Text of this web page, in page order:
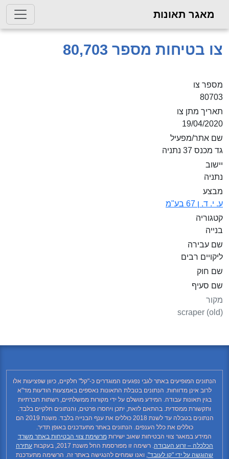
מאגר תאונות
צו בטיחות מספר 80,703
מספר צו
80703
תאריך מתן צו
19/04/2020
שם אתר/מפעיל
גד מכנס 37 נתניה
יישוב
נתניה
מבצע
ע. י. ד. ן 67 בע"מ
קטגוריה
בנייה
שם עבירה
ליקויים רבים
שם חוק
שם סעיף
מקור
scraper (old)
הנתונים המופיעים באתר לגבי נפגעים המוגדרים כ-"קל" חלקיים, כיוון שפציעות אלו
לרוב אינן מדווחות. הנתונים בטבלת התאונות נאספים באמצעות הודעות מד"א
בגין תאונות עבודה. המידע מושלם על ידי מקורות ממשלתיים, רשתות חברתיות
ותקשורת ממסדית. בהתאם לזאת, יתכן ויחסרו פרטים, והנתונים חלקיים בלבד.
הנתונים בטבלה עד לשנת 2018 כוללים את ענף הבנייה בלבד. משנת 2019 הם
כוללים את כלל הענפים. הנתונים באתר מתעדכנים באופן תדיר.
המידע במאגר צווי הבטיחות שאוב ישירותמרשימת צווי הבטיחות באתר משרד
הכלכלה – זרוע העבודה. רשימה זו מפורסמת החל משנת 2017, בעקבות
עתירה
שהוגשה על ידי "קו לעובד", ואנו שמחים להנגישה באתר זה. הרשימה מתעדכנת